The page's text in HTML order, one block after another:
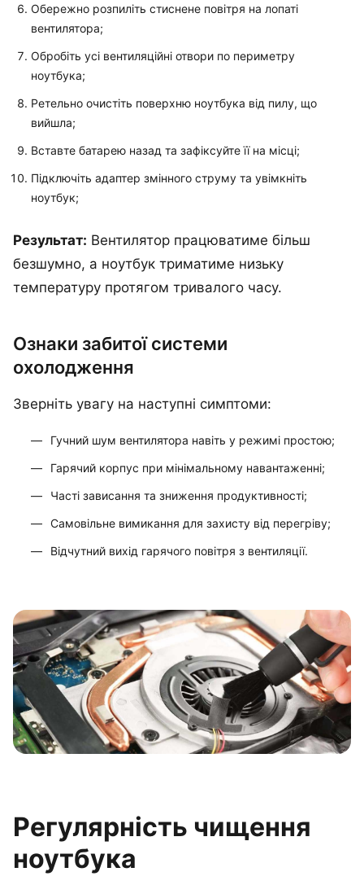
Обережно розпиліть стиснене повітря на лопаті
вентилятора;
Обробіть усі вентиляційні отвори по периметру
ноутбука;
Ретельно очистіть поверхню ноутбука від пилу, що
вийшла;
Вставте батарею назад та зафіксуйте її на місці;
Підключіть адаптер змінного струму та увімкніть
ноутбук;
Результат: Вентилятор працюватиме більш
безшумно, а ноутбук триматиме низьку
температуру протягом тривалого часу.
Ознаки забитої системи
охолодження
Зверніть увагу на наступні симптоми:
Гучний шум вентилятора навіть у режимі простою;
Гарячий корпус при мінімальному навантаженні;
Часті зависання та зниження продуктивності;
Самовільне вимикання для захисту від перегріву;
Відчутний вихід гарячого повітря з вентиляції.
Регулярність чищення
ноутбука